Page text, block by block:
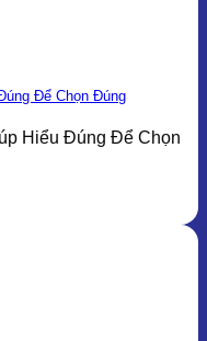
Để Chọn Đúng
Hiểu Đúng Để Chọn